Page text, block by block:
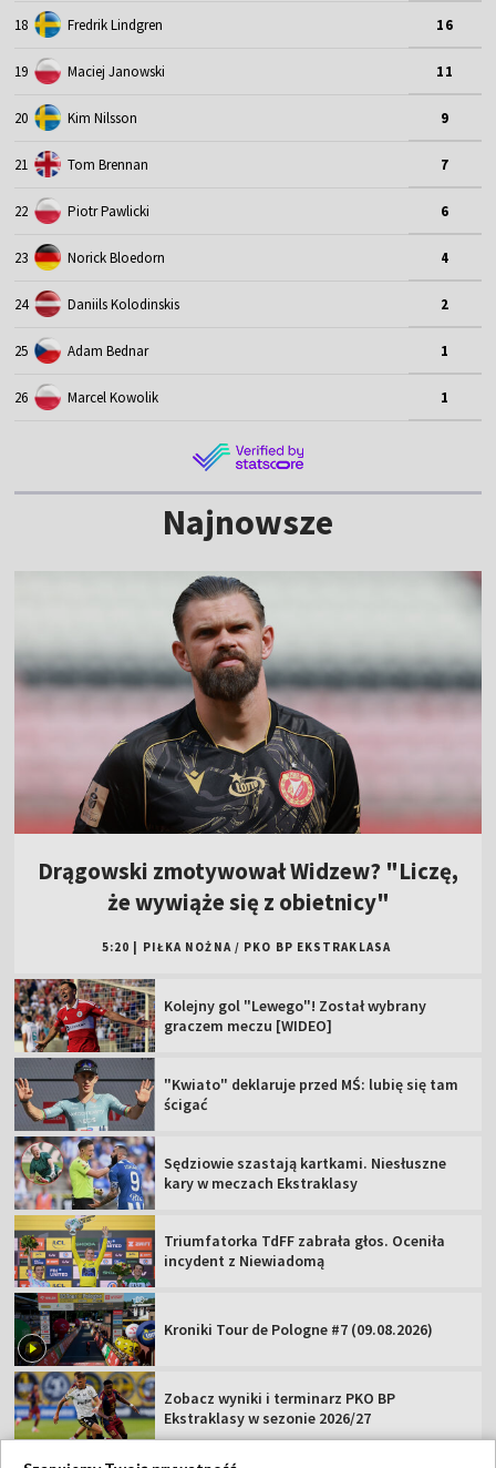
18 Fredrik Lindgren 16
19 Maciej Janowski 11
20 Kim Nilsson 9
21 Tom Brennan 7
22 Piotr Pawlicki 6
23 Norick Bloedorn 4
24 Daniils Kolodinskis 2
25 Adam Bednar 1
26 Marcel Kowolik 1
Najnowsze
Drągowski zmotywował Widzew? "Liczę,
że wywiąże się z obietnicy"
5:20 PIŁKA NOŻNA / PKO BP EKSTRAKLASA
Kolejny gol "Lewego"! Został wybrany
graczem meczu [WIDEO]
"Kwiato" deklaruje przed MŚ: lubię się tam
ścigać
Sędziowie szastają kartkami. Niesłuszne
kary w meczach Ekstraklasy
Triumfatorka TdFF zabrała głos. Oceniła
incydent z Niewiadomą
Kroniki Tour de Pologne #7 (09.08.2026)
Zobacz wyniki i terminarz PKO BP
Ekstraklasy w sezonie 2026/27